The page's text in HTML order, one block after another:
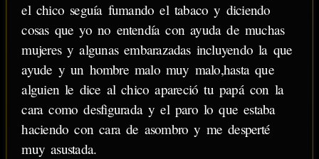
el chico seguía fumando el tabaco y diciendo
cosas que yo no entendía con ayuda de muchas
mujeres y algunas embarazadas incluyendo la que
ayude y un hombre malo muy malo,hasta que
alguien le dice al chico apareció tu papá con la
cara como desfigurada y el paro lo que estaba
haciendo con cara de asombro y me desperté
muy asustada.